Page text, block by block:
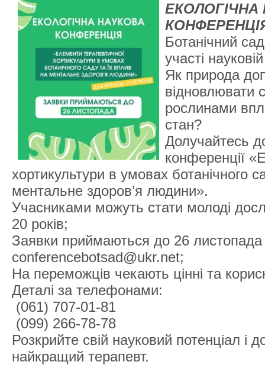
ЕКОЛОГІЧНА
Ботанічний
участі
Як природа
відновлювати
рослинами
стан?
Долучайтесь
конференції
хортикультури в умовах ботанічного
ментальне здоров’я людини».
Учасниками можуть стати молоді
20 років;
Заявки приймаються до 26
conferencebotsad@ukr.net;
На переможців чекають цінні та
Деталі за телефонами:
(061) 707-01-81
(099) 266-78-78
Розкрийте свій науковий потенціал і
найкращий терапевт.